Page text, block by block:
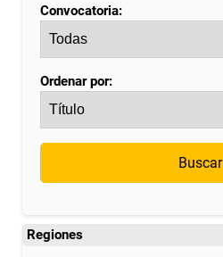
Convocatoria:
Ordenar por:
Buscar
Regiones